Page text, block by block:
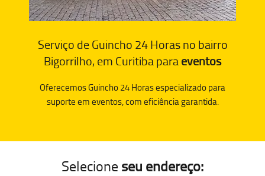
Serviço de Guincho 24 Horas no bairro
Bigorrilho, em Curitiba paraeventos
Oferecemos Guincho 24 Horas especializado para
suporte em eventos, com eficiência garantida.
Selecione seu endereço: